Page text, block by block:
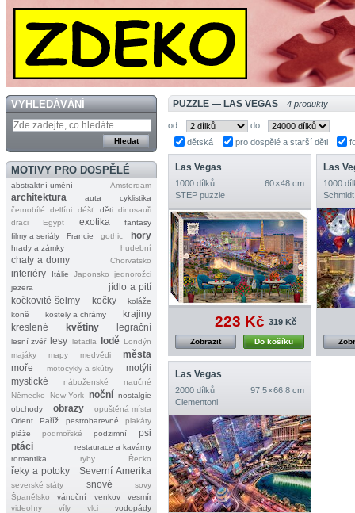
VYHLEDÁVÁNÍ
MOTIVY PRO DOSPĚLÉ
abstraktní umění Amsterdam
architektura auta
cyklistika
černobílé
delfíni déšť děti dinosauři
draci
Egypt exotika
fantasy
filmy a seriály
Francie gothic hory
hrady a zámky hudební
chaty a domy Chorvatsko
interiéry Itálie Japonsko
jednorožci
jezera
jídlo a pití
kočkovité šelmy
kočky
koláže
koně
kostely a chrámy
krajiny
kreslené
květiny legrační
lesní zvěř lesy letadla lodě Londýn
majáky
mapy medvědi
města
moře
motocykly a skútry
motýli
mystické
náboženské
naučné
Německo
New York noční nostalgie
obchody
obrazy
opuštěná místa
Orient
Paříž pestrobarevné
plakáty
pláže
podmořské podzimní
psi
ptáci
restaurace a kavárny
romantika
ryby Řecko
řeky a potoky Severní Amerika
severské státy snové
sovy
Španělsko
vánoční venkov
vesmír
videohry
víly vlci vodopády
PUZZLE — LAS VEGAS 4 produkty
od
do
dětská
pro dospělé a starší děti
Las Vegas
1000 dílků
60 × 48 cm
STEP puzzle
223 Kč 319 Kč
Do košíku
Zobrazit
Las
1000
Schmidt
Las Vegas
2000 dílků
97,5 × 66,8 cm
Clementoni